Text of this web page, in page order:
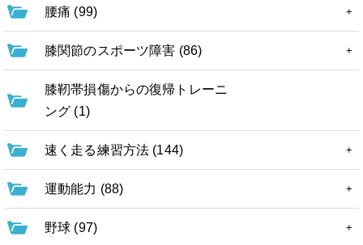
腰痛 (99)
膝関節のスポーツ障害 (86)
膝靭帯損傷からの復帰トレーニ
ング (1)
速く走る練習方法 (144)
運動能力 (88)
野球 (97)